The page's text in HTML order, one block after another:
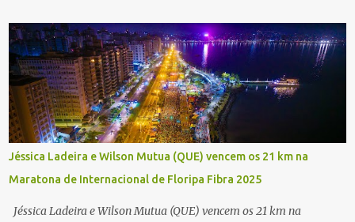
Jéssica Ladeira e Wilson Mutua (QUE) vencem os 21 km na
Maratona de Internacional de Floripa Fibra 2025
Jéssica Ladeira e Wilson Mutua (QUE) vencem os 21 km na